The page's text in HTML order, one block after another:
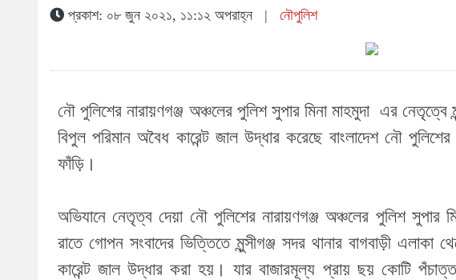
প্রকাশ: ০৮ জুন ২০২১, ১১:১২ অপরাহ্ন | নৌপুলিশ
নৌ পুলিশের নারায়ণগঞ্জ অঞ্চলের পুলিশ সুপার মিনা মাহমুদা এর নেতৃত্বে
বিপুল পরিমান অবৈধ কারেন্ট জাল উদ্ধার করেছে বাংলাদেশ নৌ
ফাঁড়ি।
অভিযানে নেতৃত্ব দেয়া নৌ পুলিশের নারায়ণগঞ্জ অঞ্চলের পুলিশ সুপার
রাতে গোপন সংবাদের ভিত্তিতে মুন্সীগঞ্জ সদর থানার বাগবাড়ী
কারেন্ট জাল উদ্ধার করা হয়। যার বাজারমূল্য প্রায় ছয় কোটি